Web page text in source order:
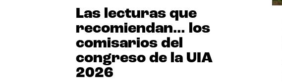
Las lecturas que
recomiendan… los
comisarios del
congreso de la UIA
2026